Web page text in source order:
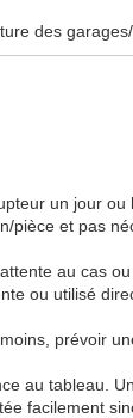
des
un jour
et pas
au cas ou
ou utilisé
prévoir
au tableau.
facilement